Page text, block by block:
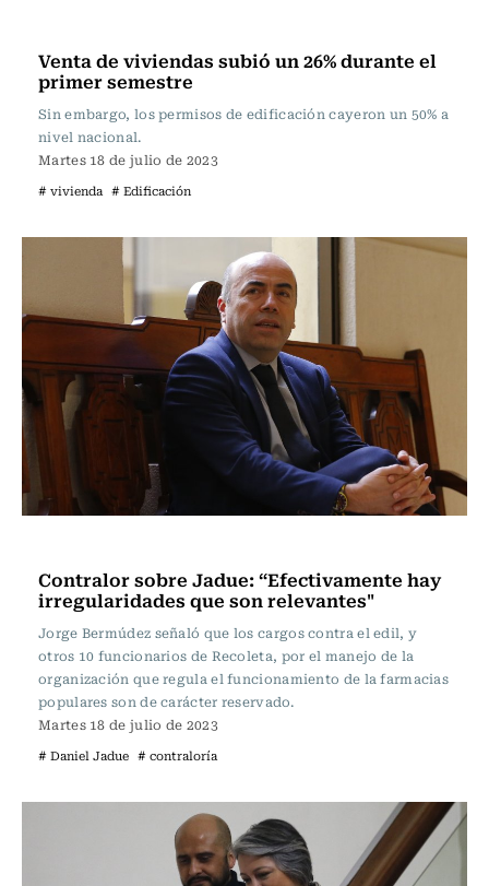
Venta de viviendas subió un 26% durante el
primer semestre
Sin embargo, los permisos de edificación cayeron un 50% a
nivel nacional.
Martes 18 de julio de 2023
# vivienda # Edificación
Contralor sobre Jadue: “Efectivamente hay
irregularidades que son relevantes"
Jorge Bermúdez señaló que los cargos contra el edil, y
otros 10 funcionarios de Recoleta, por el manejo de la
organización que regula el funcionamiento de la farmacias
populares son de carácter reservado.
Martes 18 de julio de 2023
# Daniel Jadue # contraloría